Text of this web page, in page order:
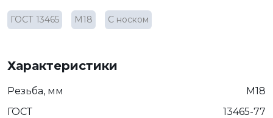
ГОСТ 13465 М18 С носком
Характеристики
Резьба, мм
М18
ГОСТ
13465-77